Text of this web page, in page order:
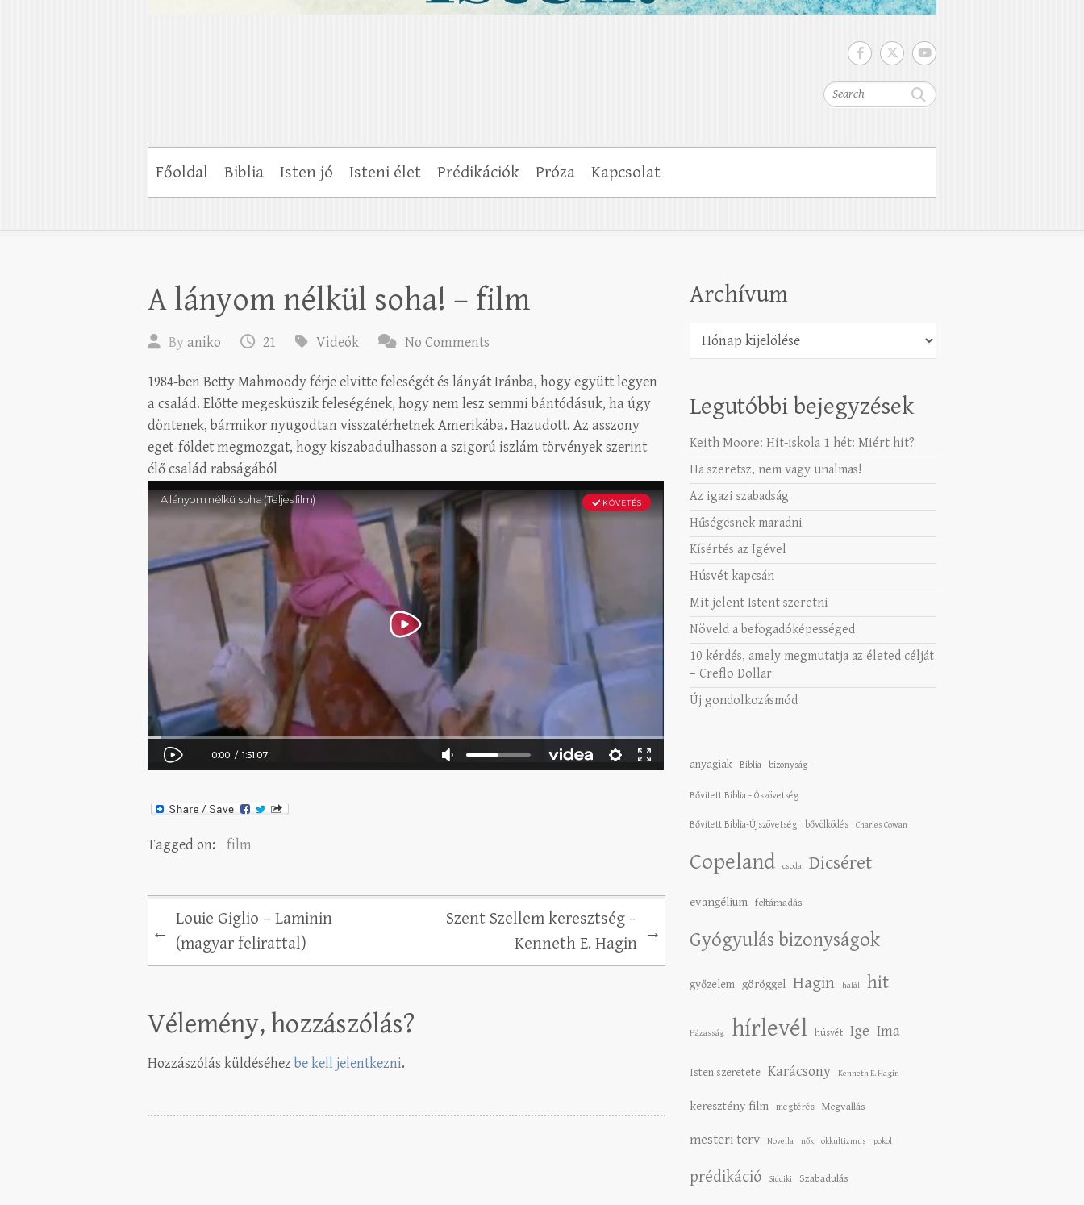
Search
Főoldal Biblia Isten jó Isteni élet Prédikációk Próza Kapcsolat
A lányom nélkül soha! – film
By aniko 21 Videók No Comments
1984-ben Betty Mahmoody férje elvitte feleségét és lányát Iránba, hogy együtt legyen
a család. Előtte megesküszik feleségének, hogy nem lesz semmi bántódásuk, ha úgy
döntenek, bármikor nyugodtan visszatérhetnek Amerikába. Hazudott. Az asszony
eget-földet megmozgat, hogy kiszabadulhasson a szigorú iszlám törvények szerint
élő család rabságából
Tagged on: film
←
Louie Giglio – Laminin
(magyar felirattal)
Szent Szellem keresztség –
Kenneth E. Hagin
→
Vélemény, hozzászólás?
Hozzászólás küldéséhez be kell jelentkezni.
Archívum
Archívum
Legutóbbi bejegyzések
Keith Moore: Hit-iskola 1 hét: Miért hit?
Ha szeretsz, nem vagy unalmas!
Az igazi szabadság
Hűségesnek maradni
Kísértés az Igével
Húsvét kapcsán
Mit jelent Istent szeretni
Növeld a befogadóképességed
10 kérdés, amely megmutatja az életed célját
– Creflo Dollar
Új gondolkozásmód
anyagiak Biblia bizonyság
Bővített Biblia - Ószövetség
Bővített Biblia-Újszövetség bővölködés Charles Cowan
Copeland csoda Dicséret
evangélium feltámadás
Gyógyulás bizonyságok
győzelem göröggel Hagin halál hit
Házasság hírlevél húsvét Ige Ima
Isten szeretete Karácsony Kenneth E. Hagin
keresztény film megtérés Megvallás
mesteri terv Novella nők okkultizmus pokol
prédikáció Siddiki Szabadulás